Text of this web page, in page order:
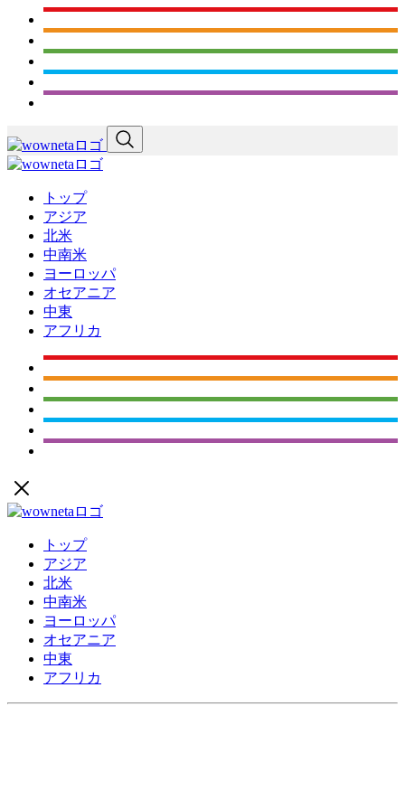
トップ
アジア
北米
中南米
ヨーロッパ
オセアニア
中東
アフリカ
トップ
アジア
北米
中南米
ヨーロッパ
オセアニア
中東
アフリカ